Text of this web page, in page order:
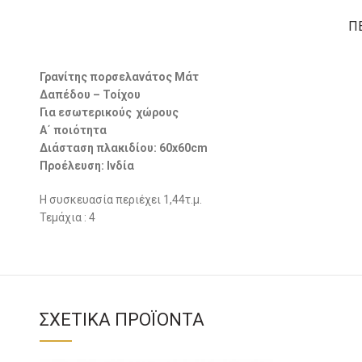
Γρανίτης πορσελανάτος Mάτ
Δαπέδου – Τοίχου
Για εσωτερικούς χώρους
Α΄ ποιότητα
Διάσταση πλακιδίου: 60x60cm
Προέλευση: Ινδία
Η συσκευασία περιέχει 1,44τ.μ.
Τεμάχια : 4
ΣΧΕΤΙΚΆ ΠΡΟΪΌΝΤΑ